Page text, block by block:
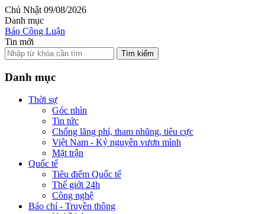
Chủ Nhật 09/08/2026
Danh mục
Báo Công Luận
Tin mới
Tìm kiếm
Danh mục
Thời sự
Góc nhìn
Tin tức
Chống lãng phí, tham nhũng, tiêu cực
Việt Nam - Kỷ nguyên vươn mình
Mặt trận
Quốc tế
Tiêu điểm Quốc tế
Thế giới 24h
Công nghệ
Báo chí - Truyền thông